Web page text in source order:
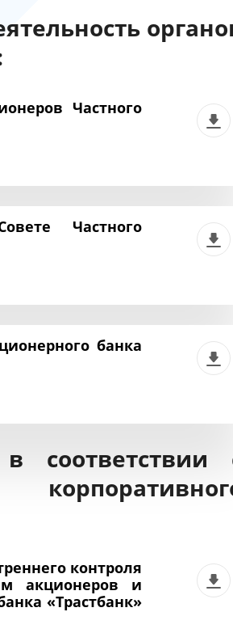
Частного
Частного
банка
соответствии
контроля
акционеров и
«Трастбанк»